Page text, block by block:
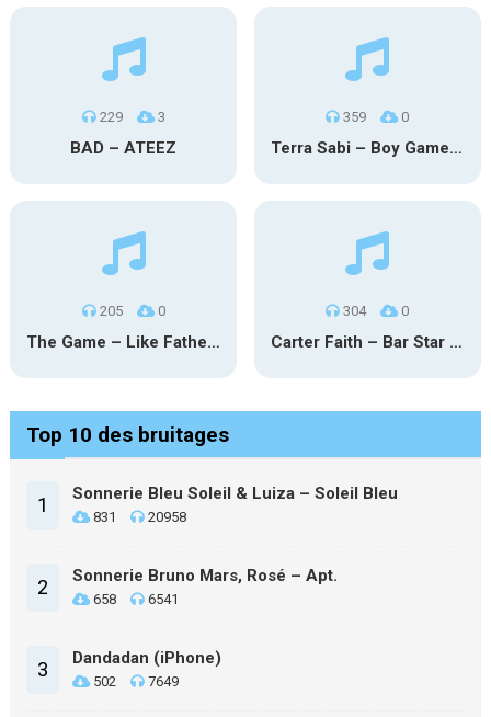
229 3
BAD – ATEEZ
359 0
Terra Sabi – Boy Game X Marcia Cruz
205 0
The Game – Like Father Like Daughter
304 0
Carter Faith – Bar Star Vevo
Top 10 des bruitages
1 Sonnerie Bleu Soleil & Luiza – Soleil Bleu
831 20958
2 Sonnerie Bruno Mars, Rosé – Apt.
658 6541
3 Dandadan (iPhone)
502 7649